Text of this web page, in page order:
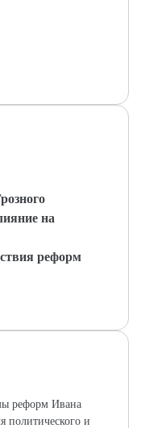
на
реформ
реформ Ивана
политического и